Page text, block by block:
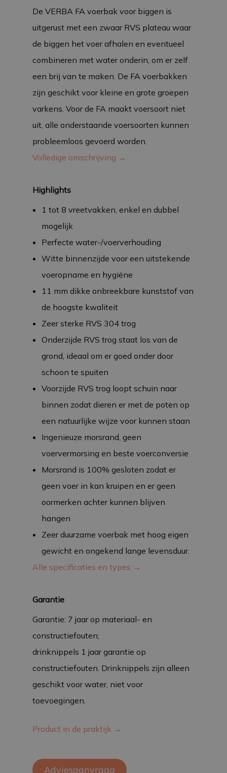
De VERBA FA voerbak voor biggen is
uitgerust met een zwaar RVS plateau waar
de biggen het voer afhalen en eventueel
combineren met water onderin, om er zelf
een brij van te maken. De FA voerbakken
zijn geschikt voor kleine en grote groepen
varkens. Voor de FA maakt voersoort niet
uit, alle onderstaande voersoorten kunnen
probleemloos gevoerd worden.
Volledige omschrijving →
Highlights
1 tot 8 vreetvakken, enkel en dubbel
mogelijk
Perfecte water-/voerverhouding
Witte binnenzijde voor een uitstekende
voeropname en hygiëne
11 mm dikke onbreekbare kunststof van
de hoogste kwaliteit
Zeer sterke RVS 304 trog
Onderzijde RVS trog staat los van de
grond, ideaal om er goed onder door
schoon te spuiten
Voorzijde RVS trog loopt schuin naar
binnen zodat dieren er met de poten op
een natuurlijke wijze voor kunnen staan
Ingenieuze morsrand, geen
voervermorsing en beste voerconversie
Morsrand is 100% gesloten zodat er
geen voer in kan kruipen en er geen
oormerken achter kunnen blijven
hangen
Zeer duurzame voerbak met hoog eigen
gewicht en ongekend lange levensduur.
Alle specificaties en types →
Garantie
Garantie: 7 jaar op materiaal- en
constructiefouten;
drinknippels 1 jaar garantie op
constructiefouten. Drinknippels zijn alleen
geschikt voor water, niet voor
toevoegingen.
Product in de praktijk →
Adviesaanvraag